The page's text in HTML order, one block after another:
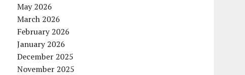
May 2026
March 2026
February 2026
January 2026
December 2025
November 2025